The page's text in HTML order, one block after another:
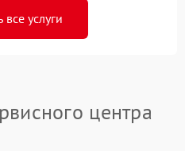
все услуги
центра